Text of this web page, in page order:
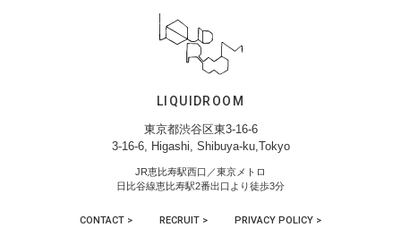
LIQUIDROOM
東京都渋谷区東3-16-6
3-16-6, Higashi, Shibuya-ku,Tokyo
JR恵比寿駅西口／東京メトロ
日比谷線恵比寿駅2番出口より徒歩3分
CONTACT > RECRUIT > PRIVACY POLICY >